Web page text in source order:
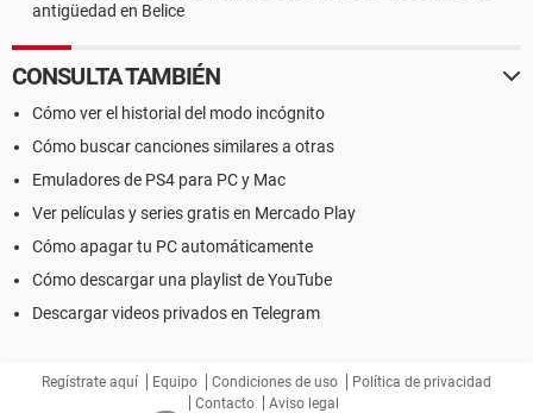
antigüedad en Belice
CONSULTA TAMBIÉN
Cómo ver el historial del modo incógnito
Cómo buscar canciones similares a otras
Emuladores de PS4 para PC y Mac
Ver películas y series gratis en Mercado Play
Cómo apagar tu PC automáticamente
Cómo descargar una playlist de YouTube
Descargar videos privados en Telegram
Regístrate aquí Equipo Condiciones de uso
Política de privacidad
Contacto
Aviso legal